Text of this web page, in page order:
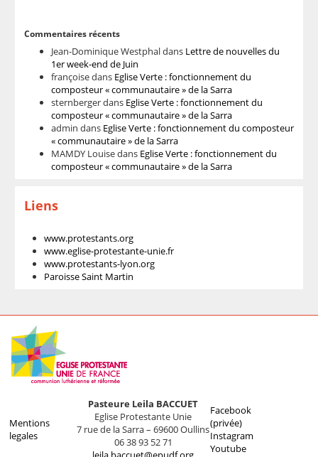
Commentaires récents
Jean-Dominique Westphaldans Lettre de nouvelles du
1er week-end de Juin
françoisedans Eglise Verte : fonctionnement du
composteur « communautaire » de la Sarra
sternbergerdans Eglise Verte : fonctionnement du
composteur « communautaire » de la Sarra
admin dans Eglise Verte : fonctionnement du composteur
« communautaire » de la Sarra
MAMDY Louisedans Eglise Verte : fonctionnement du
composteur « communautaire » de la Sarra
Liens
www.protestants.org
www.eglise-protestante-unie.fr
www.protestants-lyon.org
Paroisse Saint Martin
Mentions
legales
Pasteure Leila BACCUET
Eglise Protestante Unie
7 rue de la Sarra – 69600 Oullins
06 38 93 52 71
Facebook
(privée)
Instagram
Youtube